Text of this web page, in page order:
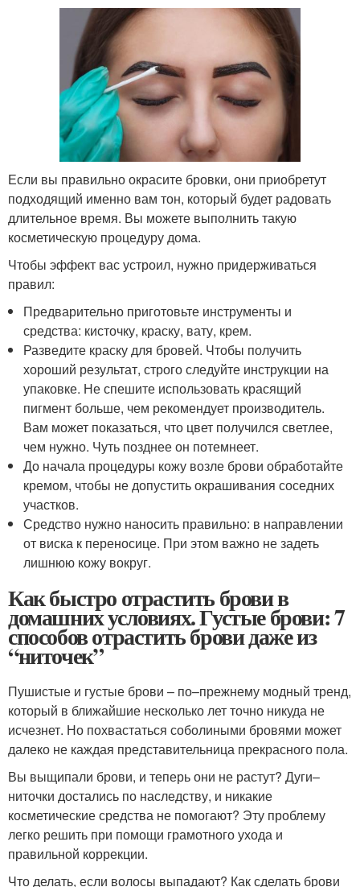
Если вы правильно окрасите бровки, они приобретут
подходящий именно вам тон, который будет радовать
длительное время. Вы можете выполнить такую
косметическую процедуру дома.
Чтобы эффект вас устроил, нужно придерживаться
правил:
Предварительно приготовьте инструменты и
средства: кисточку, краску, вату, крем.
Разведите краску для бровей. Чтобы получить
хороший результат, строго следуйте инструкции на
упаковке. Не спешите использовать красящий
пигмент больше, чем рекомендует производитель.
Вам может показаться, что цвет получился светлее,
чем нужно. Чуть позднее он потемнеет.
До начала процедуры кожу возле брови обработайте
кремом, чтобы не допустить окрашивания соседних
участков.
Средство нужно наносить правильно: в направлении
от виска к переносице. При этом важно не задеть
лишнюю кожу вокруг.
Как быстро отрастить брови в
домашних условиях. Густые брови: 7
способов отрастить брови даже из
“ниточек”
Пушистые и густые брови – по–прежнему модный тренд,
который в ближайшие несколько лет точно никуда не
исчезнет. Но похвастаться соболиными бровями может
далеко не каждая представительница прекрасного пола.
Вы выщипали брови, и теперь они не растут? Дуги–
ниточки достались по наследству, и никакие
косметические средства не помогают? Эту проблему
легко решить при помощи грамотного ухода и
правильной коррекции.
Что делать, если волосы выпадают? Как сделать брови